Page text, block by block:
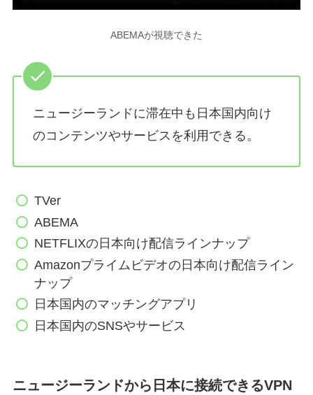
ABEMAが視聴できた
ニュージーランドに滞在中も日本国内向け
のコンテンツやサービスを利用できる。
TVer
ABEMA
NETFLIXの日本向け配信ラインナップ
Amazonプライムビデオの日本向け配信ライン
ナップ
日本国内のマッチングアプリ
日本国内のSNSやサービス
ニュージーランドから日本に接続できるVPN